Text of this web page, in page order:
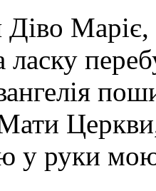
у руки